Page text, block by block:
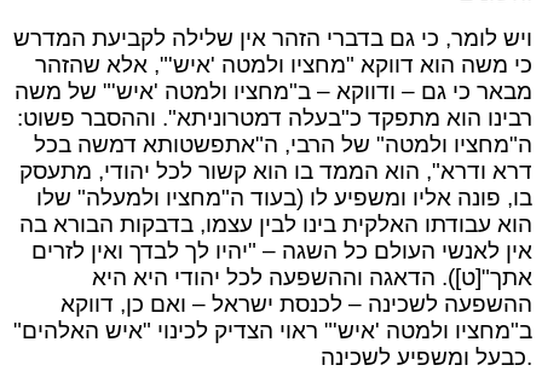
ויש לומר, כי גם בדברי הזהר אין שלילה לקביעת המדרש
כי משה הוא דווקא "מחציו ולמטה 'איש'", אלא שהזהר
מבאר כי גם – ודווקא – ב"מחציו ולמטה 'איש'" של משה
רבינו הוא מתפקד כ"בעלה דמטרוניתא". וההסבר פשוט:
ה"מחציו ולמטה" של הרבי, ה"אתפשטותא דמשה בכל
דרא ודרא", הוא הממד בו הוא קשור לכל יהודי, מתעסק
בו, פונה אליו ומשפיע לו (בעוד ה"מחציו ולמעלה" שלו
הוא עבודתו האלקית בינו לבין עצמו, בדבקות הבורא בה
אין לאנשי העולם כל השגה – "יהיו לך לבדך ואין לזרים
אתך"[ט]). הדאגה וההשפעה לכל יהודי היא היא
ההשפעה לשכינה – לכנסת ישראל – ואם כן, דווקא
ב"מחציו ולמטה 'איש'" ראוי הצדיק לכינוי "איש האלהים"
כבעל ומשפיע לשכינה.